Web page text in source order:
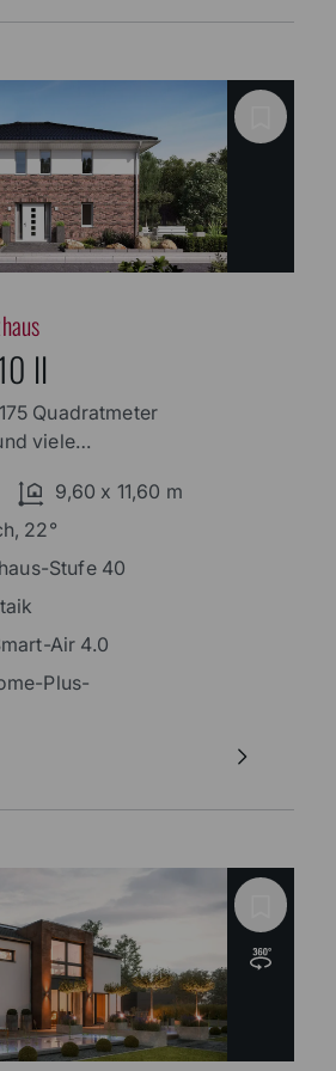
II
Quadratmeter
viele
diesen Entwurf. Mit der
9,60 x 11,60 m
22°
Stufe 40
Air 4.0
Plus-